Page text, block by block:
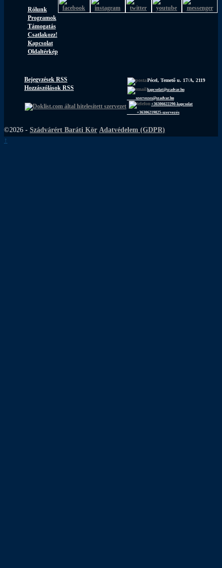
Rólunk
Programok
Támogatás
Csatlakozz!
Kapcsolat
Oldaltérkép
Bejegyzések RSS
Hozzászólások RSS
Pécel, Temető u. 17/A, 2119
kapcsolat@szadvar.hu
szervezes@szadvar.hu
+36306622290-kapcsolat
+36306219825-szervezés
©2026 - Szádvárért Baráti Kör Adatvédelem (GDPR)
↑